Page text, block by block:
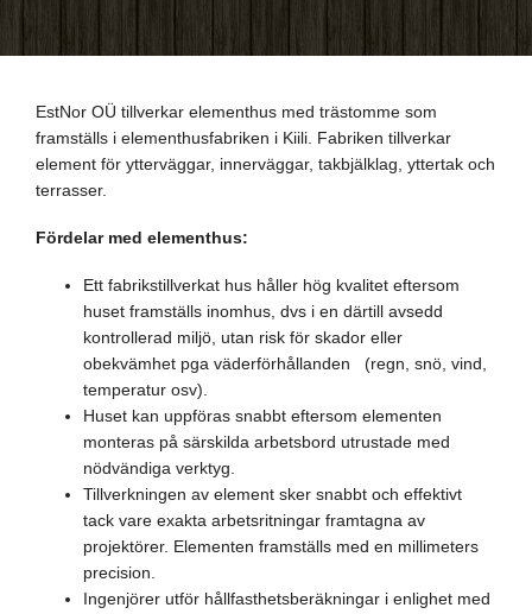
EstNor OÜ tillverkar elementhus med trästomme som
framställs i elementhusfabriken i Kiili. Fabriken tillverkar
element för ytterväggar, innerväggar, takbjälklag, yttertak och
terrasser.
Fördelar med elementhus:
Ett fabrikstillverkat hus håller hög kvalitet eftersom
huset framställs inomhus, dvs i en därtill avsedd
kontrollerad miljö, utan risk för skador eller
obekvämhet pga väderförhållanden (regn, snö, vind,
temperatur osv).
Huset kan uppföras snabbt eftersom elementen
monteras på särskilda arbetsbord utrustade med
nödvändiga verktyg.
Tillverkningen av element sker snabbt och effektivt
tack vare exakta arbetsritningar framtagna av
projektörer. Elementen framställs med en millimeters
precision.
Ingenjörer utför hållfasthetsberäkningar i enlighet med